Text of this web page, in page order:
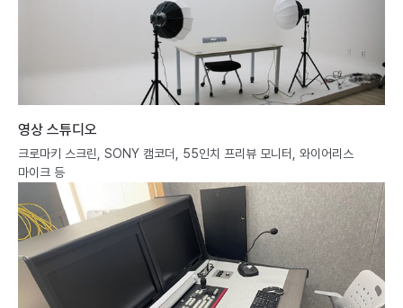
영상 스튜디오
크로마키 스크린, SONY 캠코더, 55인치 프리뷰 모니터, 와이어리스
마이크 등